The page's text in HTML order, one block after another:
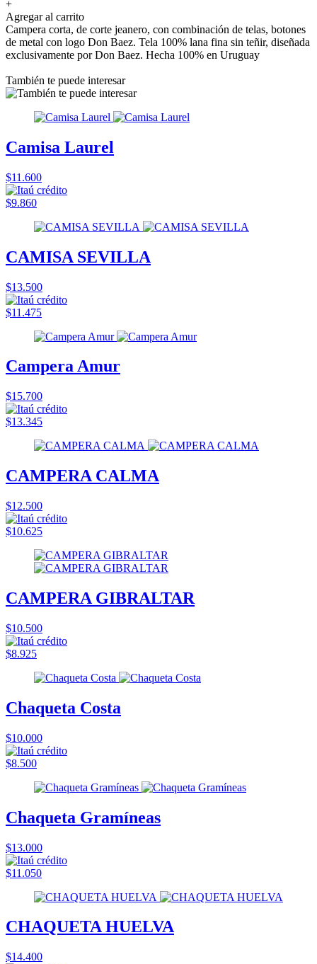
+
Agregar al carrito
Campera corta, de corte jeanero, con combinación de telas, botones
de metal con logo Don Baez. Tela 100% lana fina sin teñir, diseñada
exclusivamente por Don Baez. Hecha 100% en Uruguay
También te puede interesar
Camisa Laurel
$11.600
$9.860
CAMISA SEVILLA
$13.500
$11.475
Campera Amur
$15.700
$13.345
CAMPERA CALMA
$12.500
$10.625
CAMPERA GIBRALTAR
$10.500
$8.925
Chaqueta Costa
$10.000
$8.500
Chaqueta Gramíneas
$13.000
$11.050
CHAQUETA HUELVA
$14.400